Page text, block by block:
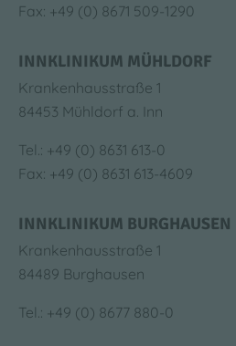
Fax: +49 (0) 8671 509-1290
INNKLINIKUM MÜHLDORF
Krankenhausstraße 1
84453 Mühldorf a. Inn
Tel.: +49 (0) 8631 613-0
Fax: +49 (0) 8631 613-4609
INNKLINIKUM BURGHAUSEN
Krankenhausstraße 1
84489 Burghausen
Tel.: +49 (0) 8677 880-0